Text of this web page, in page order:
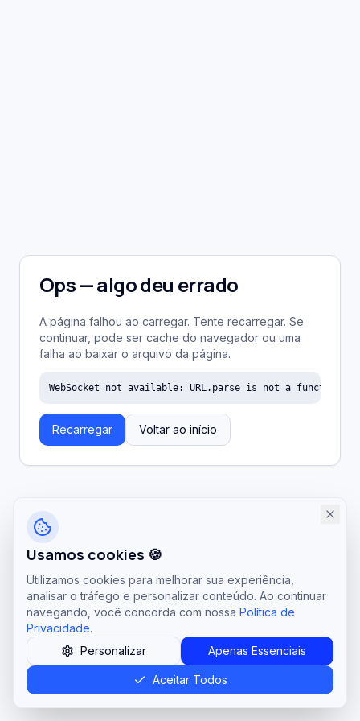
Ops — algo deu errado
A página falhou ao carregar. Tente recarregar. Se
continuar, pode ser cache do navegador ou uma
falha ao baixar o arquivo da página.
WebSocket not available: URL.parse is not a function
Recarregar Voltar ao início
Usamos cookies 🍪
Utilizamos cookies para melhorar sua experiência,
analisar o tráfego e personalizar conteúdo. Ao continuar
navegando, você concorda com nossa Política de
Privacidade.
Personalizar
Apenas Essenciais
Aceitar Todos